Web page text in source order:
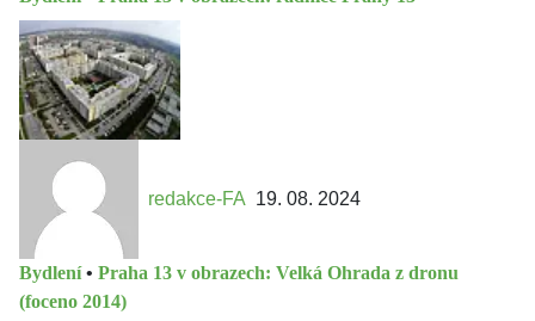
redakce-FA 19. 08. 2024
Bydlení • Praha 13 v obrazech: Velká Ohrada z dronu
(foceno 2014)